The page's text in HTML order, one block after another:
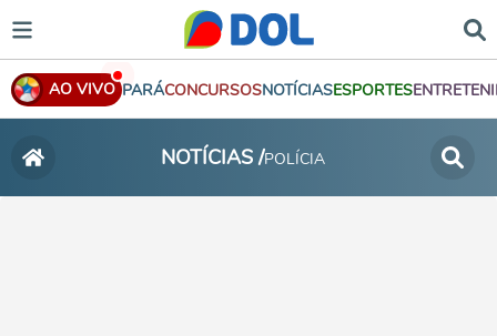
AO VIVO PARÁCONCURSOSNOTÍCIASESPORTES
NOTÍCIAS /POLÍCIA